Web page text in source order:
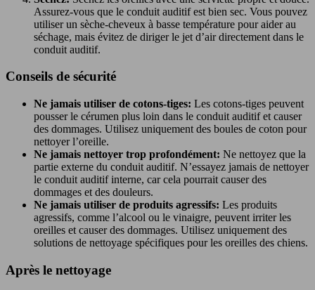
Assurez-vous que le conduit auditif est bien sec. Vous pouvez
utiliser un sèche-cheveux à basse température pour aider au
séchage, mais évitez de diriger le jet d’air directement dans le
conduit auditif.
Conseils de sécurité
Ne jamais utiliser de cotons-tiges: Les cotons-tiges peuvent
pousser le cérumen plus loin dans le conduit auditif et causer
des dommages. Utilisez uniquement des boules de coton pour
nettoyer l’oreille.
Ne jamais nettoyer trop profondément: Ne nettoyez que la
partie externe du conduit auditif. N’essayez jamais de nettoyer
le conduit auditif interne, car cela pourrait causer des
dommages et des douleurs.
Ne jamais utiliser de produits agressifs: Les produits
agressifs, comme l’alcool ou le vinaigre, peuvent irriter les
oreilles et causer des dommages. Utilisez uniquement des
solutions de nettoyage spécifiques pour les oreilles des chiens.
Après le nettoyage